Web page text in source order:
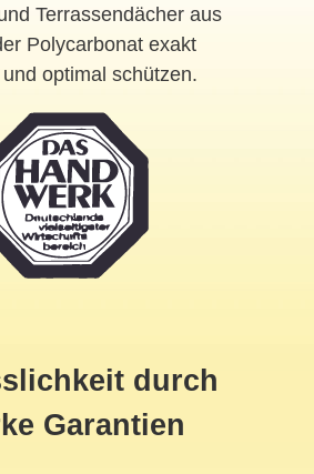
Terrassendächer aus
Polycarbonat exakt
optimal schützen.
durch
Garantien